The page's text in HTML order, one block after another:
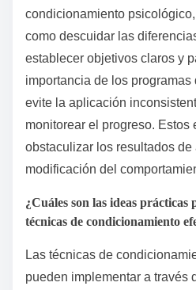
condicionamiento
como descuidar las
establecer objetivos claros y
importancia de los programas
evite la aplicación
monitorear el progreso. Estos
obstaculizar los resultados
modificación del
¿Cuáles son las ideas
técnicas de condicionamiento
Las técnicas de
pueden implementar a través